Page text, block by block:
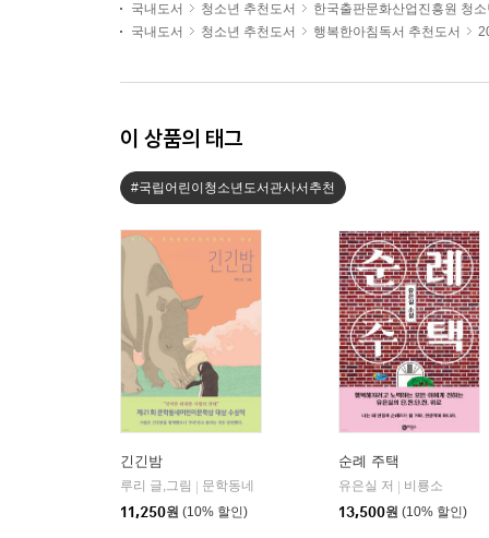
국내도서
청소년 추천도서
한국출판문화산업진흥원 청
국내도서
청소년 추천도서 행복한아침독서 추천도서
이 상품의 태그
#국립어린이청소년도서관사서추천
긴긴밤
루리 글,그림
문학동네
11,250원 (10% 할인)
순례 주택
유은실 저
비룡소
13,500원 (10% 할인)